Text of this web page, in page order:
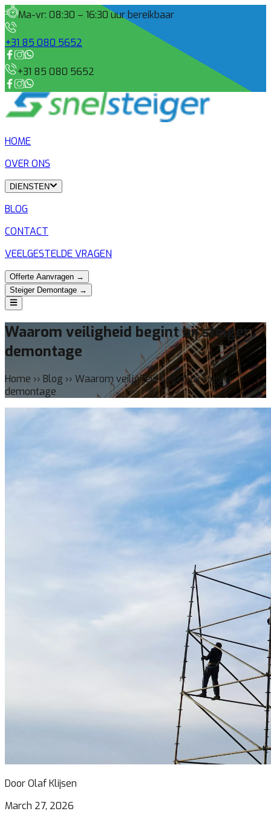
Ma-vr: 08:30 – 16:30 uur bereikbaar
+31 85 080 5652
+31 85 080 5652
HOME
OVER ONS
DIENSTEN
BLOG
CONTACT
VEELGESTELDE VRAGEN
Offerte Aanvragen →
Steiger Demontage →
Waarom veiligheid begint bij steiger
demontage
Home ›› Blog ›› Waarom veiligheid begint bij steiger
demontage
Door Olaf Klijsen
March 27, 2026